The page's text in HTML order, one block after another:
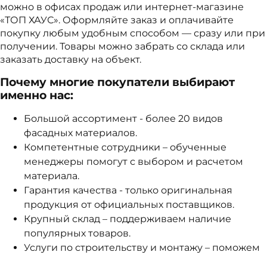
можно в офисах продаж или интернет-магазине
«ТОП ХАУС». Оформляйте заказ и оплачивайте
покупку любым удобным способом — сразу или при
получении. Товары можно забрать со склада или
заказать доставку на объект.
Почему многие покупатели выбирают
именно нас:
Большой ассортимент - более 20 видов
фасадных материалов.
Компетентные сотрудники – обученные
менеджеры помогут с выбором и расчетом
материала.
Гарантия качества - только оригинальная
продукция от официальных поставщиков.
Крупный склад – поддерживаем наличие
популярных товаров.
Услуги по строительству и монтажу – поможем